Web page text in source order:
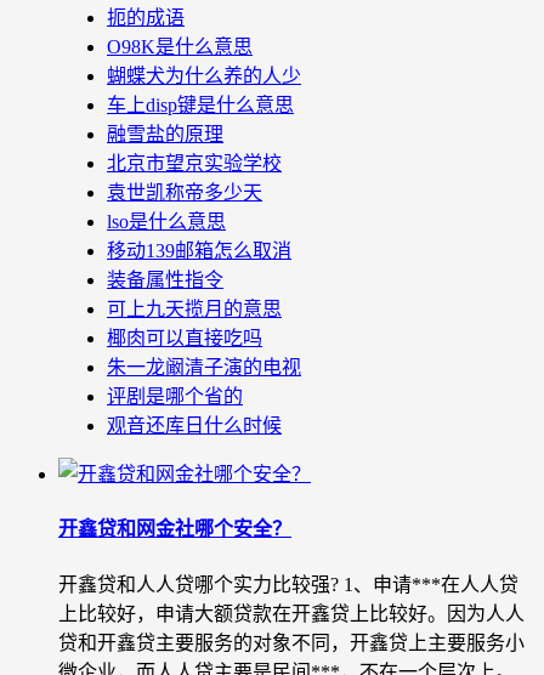
扼的成语
O98K是什么意思
蝴蝶犬为什么养的人少
车上disp键是什么意思
融雪盐的原理
北京市望京实验学校
袁世凯称帝多少天
lso是什么意思
移动139邮箱怎么取消
装备属性指令
可上九天揽月的意思
椰肉可以直接吃吗
朱一龙阚清子演的电视
评剧是哪个省的
观音还库日什么时候
开鑫贷和网金社哪个安全？
开鑫贷和人人贷哪个实力比较强? 1、申请***在人人贷
上比较好，申请大额贷款在开鑫贷上比较好。因为人人
贷和开鑫贷主要服务的对象不同，开鑫贷上主要服务小